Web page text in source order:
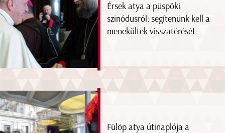
Érsek atya a püspöki
szinódusról: segítenünk kell a
menekültek visszatérését
Fülöp atya útinaplója a